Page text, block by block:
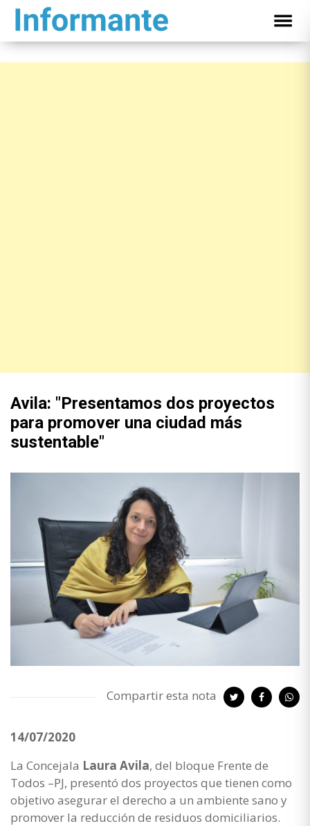
Avila: "Presentamos dos proyectos
para promover una ciudad más
sustentable"
Compartir esta nota
14/07/2020
La Concejala Laura Avila, del bloque Frente de
Todos –PJ, presentó dos proyectos que tienen como
objetivo asegurar el derecho a un ambiente sano y
promover la reducción de residuos domiciliarios.